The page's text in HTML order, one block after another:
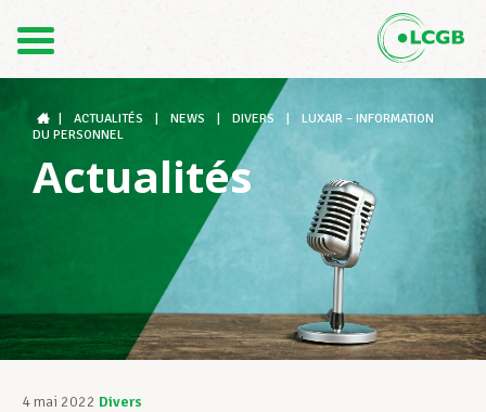
DE
Le LCGB
Structures syndicales
Assistance au Travail
ACTUALITÉS NEWS DIVERS
LUXAIR – INFORMATION
DU PERSONNEL
Actualités
4 mai 2022 Divers